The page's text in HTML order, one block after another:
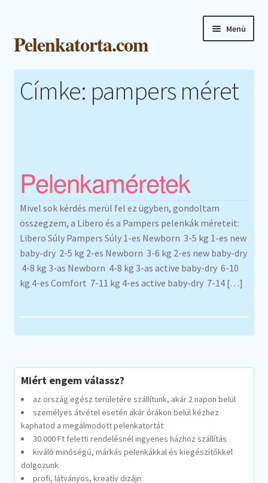
a
navigációhoz
a
tartalomba
Pelenkatorta.com
Menü
Főoldal
Webshop
Galéria
Fiókom
Címke: pampers méret
Pelenkaméretek
Mivel sok kérdés merül fel ez ügyben, gondoltam
összegzem, a Libero és a Pampers pelenkák méreteit:
Libero Súly Pampers Súly 1-es Newborn 3-5 kg 1-es new
baby-dry 2-5 kg 2-es Newborn 3-6 kg 2-es new baby-dry
4-8 kg 3-as Newborn 4-8 kg 3-as active baby-dry 6-10
kg 4-es Comfort 7-11 kg 4-es active baby-dry 7-14 […]
Miért engem válassz?
az ország egész területére szállítunk, akár 2 napon belül
személyes átvétel esetén akár órákon belül kézhez
kaphatod a megálmodott pelenkatortát
30.000 Ft feletti rendelésnél ingyenes házhoz szállítás
kiváló minőségű, márkás pelenkákkal és kiegészítőkkel
dolgozunk
profi, látványos, kreatív dizájn